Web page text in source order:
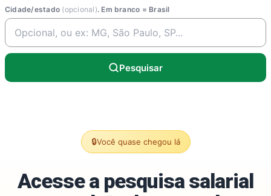
Cidade/estado (opcional). Em branco = Brasil
Pesquisar
🔒Você quase chegou lá
Acesse a pesquisa salarial